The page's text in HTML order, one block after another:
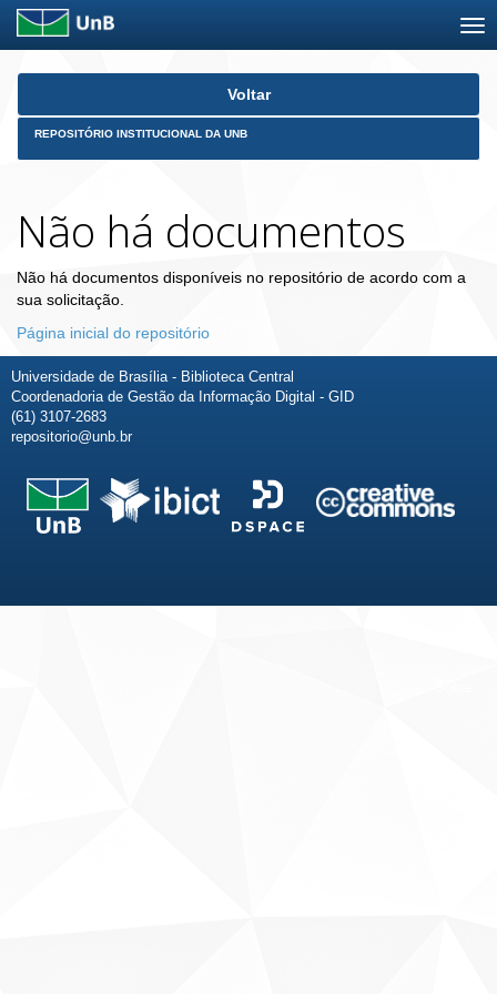
Skip
Voltar
REPOSITÓRIO INSTITUCIONAL DA UNB
Não há documentos
Não há documentos disponíveis no repositório de acordo com a
sua solicitação.
Página inicial do repositório
Universidade de Brasília - Biblioteca Central
Coordenadoria de Gestão da Informação Digital - GID
(61) 3107-2683
repositorio@unb.br